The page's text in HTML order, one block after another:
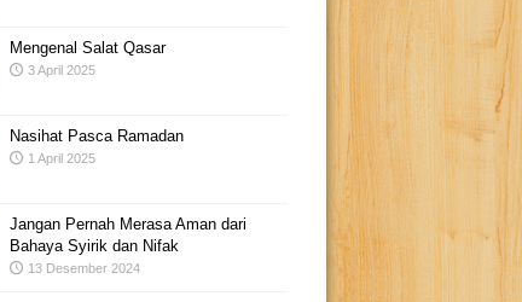
Mengenal Salat Qasar
3 April 2025
Nasihat Pasca Ramadan
1 April 2025
Jangan Pernah Merasa Aman dari
Bahaya Syirik dan Nifak
13 Desember 2024